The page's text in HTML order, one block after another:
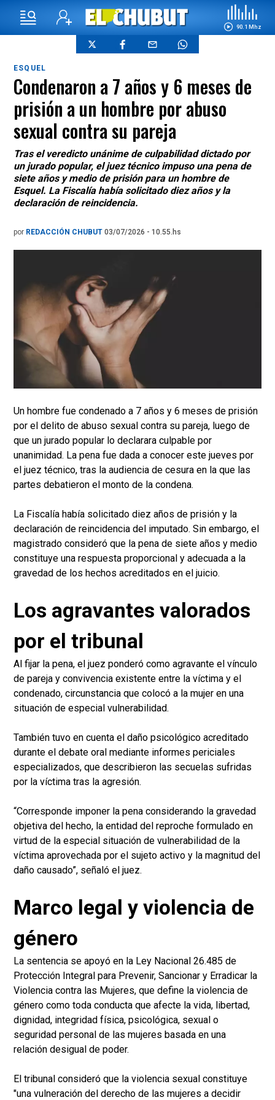
90.1 Mhz
ESQUEL
Condenaron a 7 años y 6 meses de
prisión a un hombre por abuso
sexual contra su pareja
Tras el veredicto unánime de culpabilidad dictado por
un jurado popular, el juez técnico impuso una pena de
siete años y medio de prisión para un hombre de
Esquel. La Fiscalía había solicitado diez años y la
declaración de reincidencia.
por REDACCIÓN CHUBUT 03/07/2026 - 10.55.hs
Un hombre fue condenado a 7 años y 6 meses de prisión
por el delito de abuso sexual contra su pareja, luego de
que un jurado popular lo declarara culpable por
unanimidad. La pena fue dada a conocer este jueves por
el juez técnico, tras la audiencia de cesura en la que las
partes debatieron el monto de la condena.
La Fiscalía había solicitado diez años de prisión y la
declaración de reincidencia del imputado. Sin embargo, el
magistrado consideró que la pena de siete años y medio
constituye una respuesta proporcional y adecuada a la
gravedad de los hechos acreditados en el juicio.
Los agravantes valorados
por el tribunal
Al fijar la pena, el juez ponderó como agravante el vínculo
de pareja y convivencia existente entre la víctima y el
condenado, circunstancia que colocó a la mujer en una
situación de especial vulnerabilidad.
También tuvo en cuenta el daño psicológico acreditado
durante el debate oral mediante informes periciales
especializados, que describieron las secuelas sufridas
por la víctima tras la agresión.
“Corresponde imponer la pena considerando la gravedad
objetiva del hecho, la entidad del reproche formulado en
virtud de la especial situación de vulnerabilidad de la
víctima aprovechada por el sujeto activo y la magnitud del
daño causado”, señaló el juez.
Marco legal y violencia de
género
La sentencia se apoyó en la Ley Nacional 26.485 de
Protección Integral para Prevenir, Sancionar y Erradicar la
Violencia contra las Mujeres, que define la violencia de
género como toda conducta que afecte la vida, libertad,
dignidad, integridad física, psicológica, sexual o
seguridad personal de las mujeres basada en una
relación desigual de poder.
El tribunal consideró que la violencia sexual constituye
"una vulneración del derecho de las mujeres a decidir